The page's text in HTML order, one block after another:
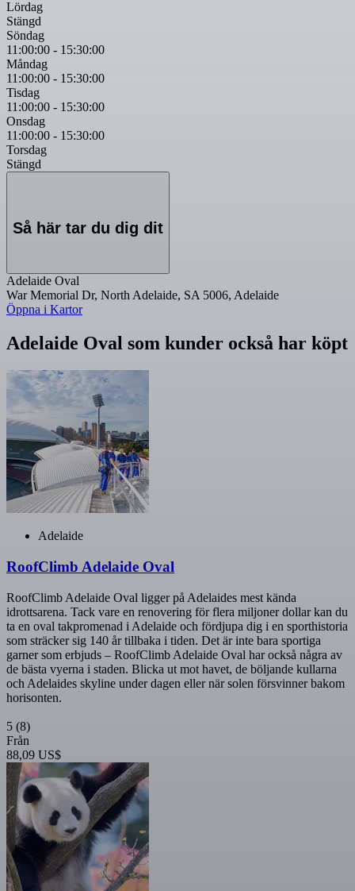
Lördag
Stängd
Söndag
11:00:00 - 15:30:00
Måndag
11:00:00 - 15:30:00
Tisdag
11:00:00 - 15:30:00
Onsdag
11:00:00 - 15:30:00
Torsdag
Stängd
Så här tar du dig dit
Adelaide Oval
War Memorial Dr, North Adelaide, SA 5006, Adelaide
Öppna i Kartor
Adelaide Oval som kunder också har köpt
Adelaide
RoofClimb Adelaide Oval
RoofClimb Adelaide Oval ligger på Adelaides mest kända
idrottsarena. Tack vare en renovering för flera miljoner dollar kan du
ta en oval takpromenad i Adelaide och fördjupa dig i en sporthistoria
som sträcker sig 140 år tillbaka i tiden. Det är inte bara sportiga
garner som erbjuds – RoofClimb Adelaide Oval har också några av
de bästa vyerna i staden. Blicka ut mot havet, de böljande kullarna
och Adelaides skyline under dagen eller när solen försvinner bakom
horisonten.
5 (8)
Från
88,09 US$